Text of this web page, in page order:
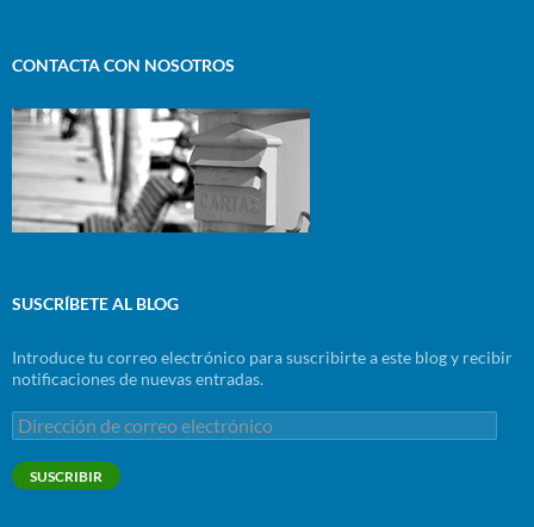
CONTACTA CON NOSOTROS
SUSCRÍBETE AL BLOG
Introduce tu correo electrónico para suscribirte a este blog y recibir
notificaciones de nuevas entradas.
Dirección
de
correo
electrónico
SUSCRIBIR